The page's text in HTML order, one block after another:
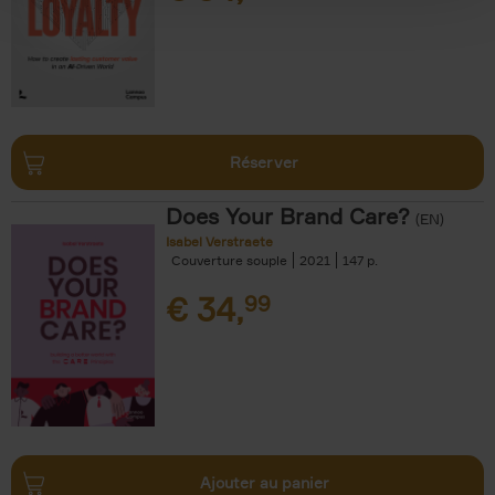
Réserver
Does Your Brand Care? (EN)
Isabel Verstraete
Couverture souple
2021 147
€ 34,99
Ajouter au panier